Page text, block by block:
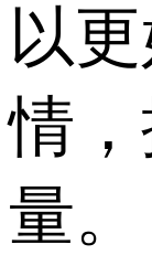
以
情
量。